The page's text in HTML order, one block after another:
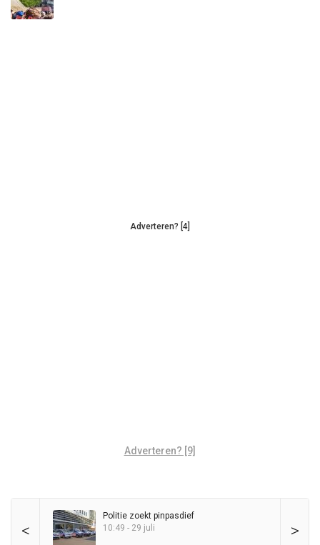
Adverteren? [4]
Adverteren? [9]
< >
Politie zoekt pinpasdief
10:49 - 29 juli